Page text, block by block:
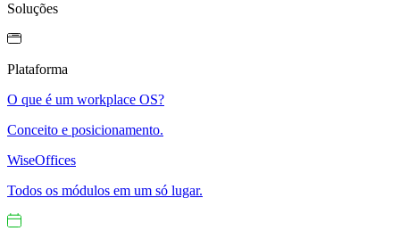
Soluções
Plataforma
O que é um workplace OS?
Conceito e posicionamento.
WiseOffices
Todos os módulos em um só lugar.